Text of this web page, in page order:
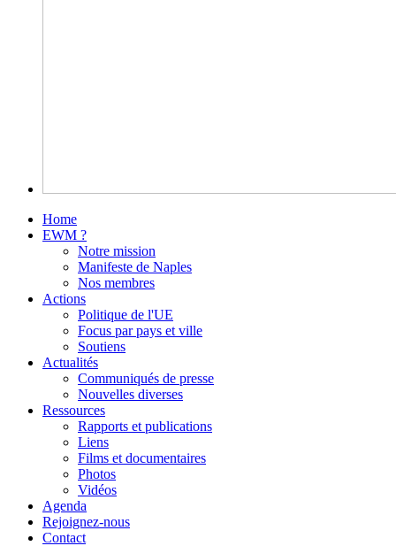
Home
EWM ?
Notre mission
Manifeste de Naples
Nos membres
Actions
Politique de l'UE
Focus par pays et ville
Soutiens
Actualités
Communiqués de presse
Nouvelles diverses
Ressources
Rapports et publications
Liens
Films et documentaires
Photos
Vidéos
Agenda
Rejoignez-nous
Contact